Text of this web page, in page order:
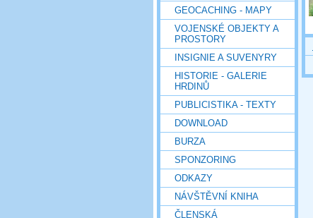
GEOCACHING - MAPY
VOJENSKÉ OBJEKTY A
PROSTORY
INSIGNIE A SUVENYRY
HISTORIE - GALERIE
HRDINŮ
PUBLICISTIKA - TEXTY
DOWNLOAD
BURZA
SPONZORING
ODKAZY
NÁVŠTĚVNÍ KNIHA
ČLENSKÁ